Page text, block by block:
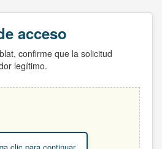
acceso
confirme que la solicitud
legítimo.